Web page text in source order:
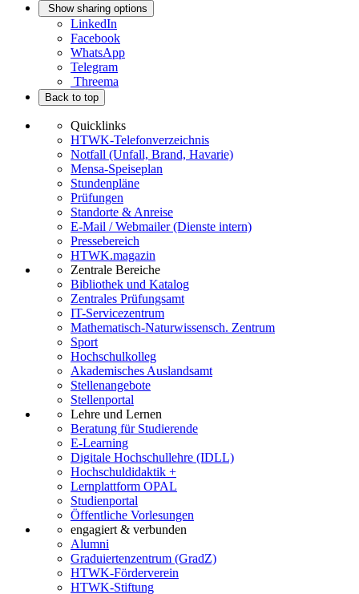
Show sharing options
LinkedIn
Facebook
WhatsApp
Telegram
Threema
Back to top
Quicklinks
HTWK-Telefonverzeichnis
Notfall (Unfall, Brand, Havarie)
Mensa-Speiseplan
Stundenpläne
Prüfungen
Standorte & Anreise
E-Mail / Webmailer (Dienste intern)
Pressebereich
HTWK.magazin
Zentrale Bereiche
Bibliothek und Katalog
Zentrales Prüfungsamt
IT-Servicezentrum
Mathematisch-Naturwissensch. Zentrum
Sport
Hochschulkolleg
Akademisches Auslandsamt
Stellenangebote
Stellenportal
Lehre und Lernen
Beratung für Studierende
E-Learning
Digitale Hochschullehre (IDLL)
Hochschuldidaktik +
Lernplattform OPAL
Studienportal
Öffentliche Vorlesungen
engagiert & verbunden
Alumni
Graduiertenzentrum (GradZ)
HTWK-Förderverein
HTWK-Stiftung